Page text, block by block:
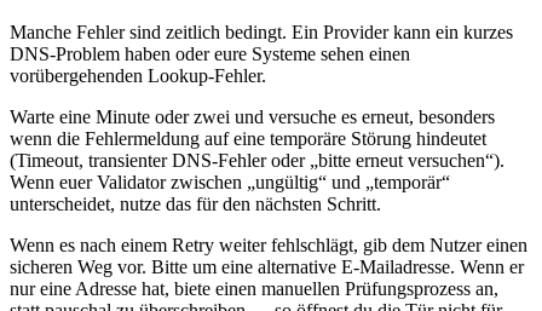
Manche Fehler sind zeitlich bedingt. Ein Provider kann ein kurzes
DNS‑Problem haben oder eure Systeme sehen einen
vorübergehenden Lookup‑Fehler.
Warte eine Minute oder zwei und versuche es erneut, besonders
wenn die Fehlermeldung auf eine temporäre Störung hindeutet
(Timeout, transienter DNS‑Fehler oder „bitte erneut versuchen“).
Wenn euer Validator zwischen „ungültig“ und „temporär“
unterscheidet, nutze das für den nächsten Schritt.
Wenn es nach einem Retry weiter fehlschlägt, gib dem Nutzer einen
sicheren Weg vor. Bitte um eine alternative E‑Mailadresse. Wenn er
nur eine Adresse hat, biete einen manuellen Prüfungsprozess an,